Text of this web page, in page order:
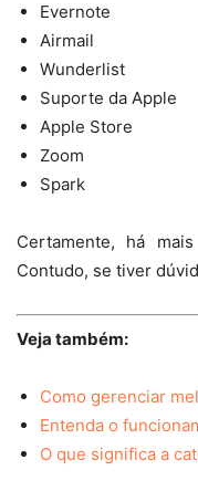
Evernote
Airmail
Wunderlist
Suporte da Apple
Apple Store
Zoom
Spark
Certamente, há
Contudo, se tiver
Veja também:
Como gerenciar
Entenda o
O que significa a